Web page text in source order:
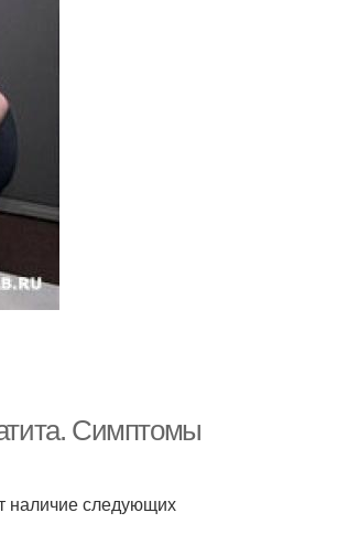
Симптомы
наличие следующих